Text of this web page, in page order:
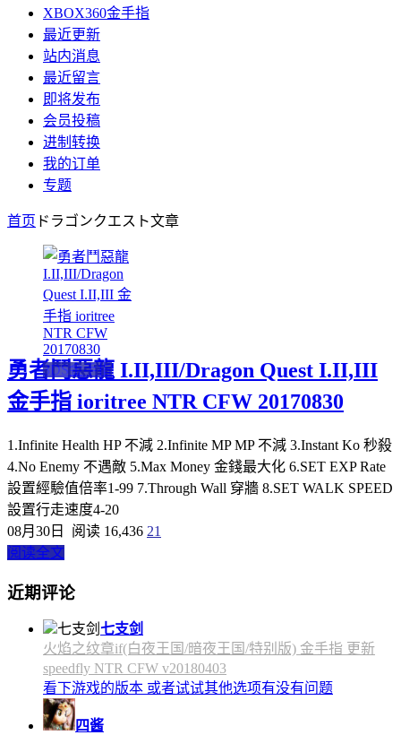
XBOX360金手指
最近更新
站内消息
最近留言
即将发布
会员投稿
进制转换
我的订单
专题
首页 ドラゴンクエスト文章
3DS金手指
勇者鬥惡龍 I.II,III/Dragon Quest I.II,III
金手指 ioritree NTR CFW 20170830
1.Infinite Health HP 不減 2.Infinite MP MP 不減 3.Instant Ko 秒殺
4.No Enemy 不遇敵 5.Max Money 金錢最大化 6.SET EXP Rate
設置經驗值倍率1-99 7.Through Wall 穿牆 8.SET WALK SPEED
設置行走速度4-20
08月30日
阅读 16,436 21
阅读全文
近期评论
七支剑
火焰之纹章if(白夜王国/暗夜王国/特别版) 金手指 更新
speedfly NTR CFW v20180403
看下游戏的版本 或者试试其他选项有没有问题
四酱